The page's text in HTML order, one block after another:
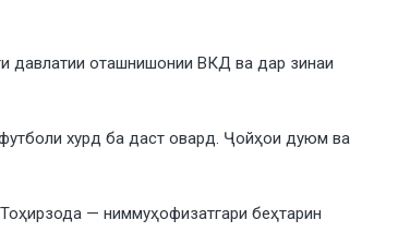
давлатии оташнишонии ВКД ва дар зинаи
хурд ба даст овард. Ҷойҳои дуюм ва
— ниммуҳофизатгари беҳтарин